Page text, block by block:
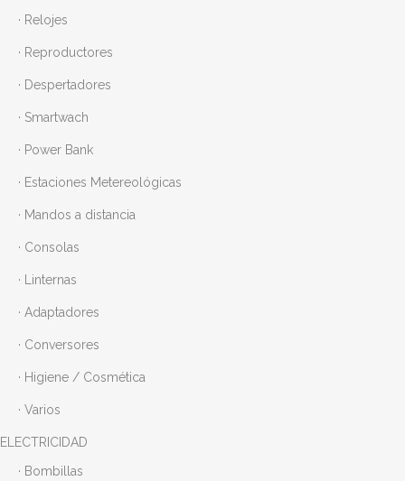
· Relojes
· Reproductores
· Despertadores
· Smartwach
· Power Bank
· Estaciones Metereológicas
· Mandos a distancia
· Consolas
· Linternas
· Adaptadores
· Conversores
· Higiene / Cosmética
· Varios
ELECTRICIDAD
· Bombillas